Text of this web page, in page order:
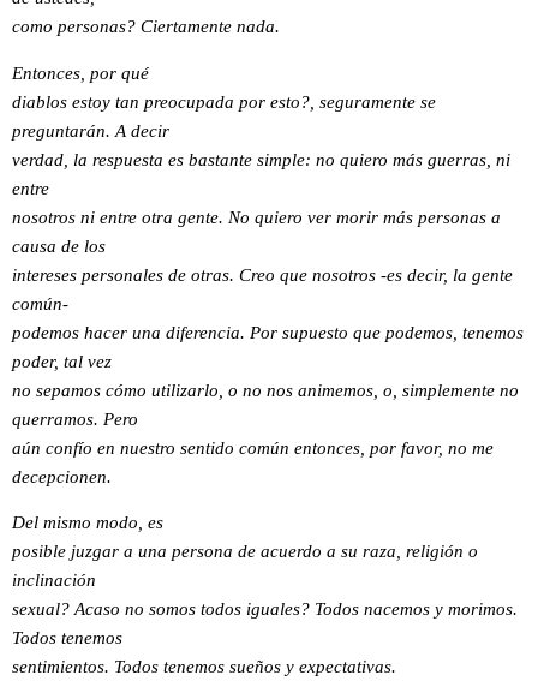
como personas? Ciertamente nada.
Entonces, por qué
diablos estoy tan preocupada por esto?, seguramente se
preguntarán. A decir
verdad, la respuesta es bastante simple: no quiero más guerras, ni
entre
nosotros ni entre otra gente. No quiero ver morir más personas a
causa de los
intereses personales de otras. Creo que nosotros -es decir, la gente
común-
podemos hacer una diferencia. Por supuesto que podemos, tenemos
poder, tal vez
no sepamos cómo utilizarlo, o no nos animemos, o, simplemente no
querramos. Pero
aún confío en nuestro sentido común entonces, por favor, no me
decepcionen.
Del mismo modo, es
posible juzgar a una persona de acuerdo a su raza, religión o
inclinación
sexual? Acaso no somos todos iguales? Todos nacemos y morimos.
Todos tenemos
sentimientos. Todos tenemos sueños y expectativas.